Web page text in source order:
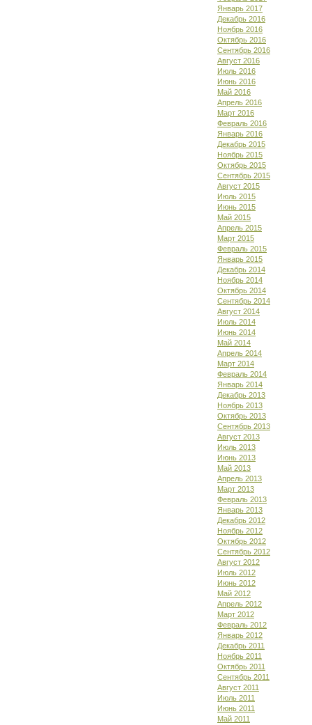
Январь 2017
Декабрь 2016
Ноябрь 2016
Октябрь 2016
Сентябрь 2016
Август 2016
Июль 2016
Июнь 2016
Май 2016
Апрель 2016
Март 2016
Февраль 2016
Январь 2016
Декабрь 2015
Ноябрь 2015
Октябрь 2015
Сентябрь 2015
Август 2015
Июль 2015
Июнь 2015
Май 2015
Апрель 2015
Март 2015
Февраль 2015
Январь 2015
Декабрь 2014
Ноябрь 2014
Октябрь 2014
Сентябрь 2014
Август 2014
Июль 2014
Июнь 2014
Май 2014
Апрель 2014
Март 2014
Февраль 2014
Январь 2014
Декабрь 2013
Ноябрь 2013
Октябрь 2013
Сентябрь 2013
Август 2013
Июль 2013
Июнь 2013
Май 2013
Апрель 2013
Март 2013
Февраль 2013
Январь 2013
Декабрь 2012
Ноябрь 2012
Октябрь 2012
Сентябрь 2012
Август 2012
Июль 2012
Июнь 2012
Май 2012
Апрель 2012
Март 2012
Февраль 2012
Январь 2012
Декабрь 2011
Ноябрь 2011
Октябрь 2011
Сентябрь 2011
Август 2011
Июль 2011
Июнь 2011
Май 2011